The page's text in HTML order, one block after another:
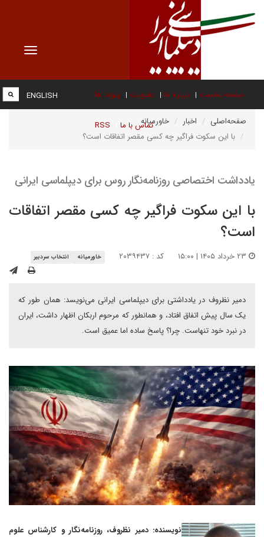
Toggle
صفحه نخست درباره ما عضویت پیوند ها
تماس با ما RSS
ENGLISH
صفحه‌اصلی اخبار
خاورمیانه
با این سکوت فراگیر چه کسی مقصر اتفاقات است؟
یادداشت اختصاصی روزنامه‌نگار روس برای دیپلماسی ایرانی
با این سکوت فراگیر چه کسی مقصر اتفاقات
است؟
کد : ۲۰۳۹۴۳۷ خاورمیانه انتخاب سردبیر
دمیر نظروف در یادداشتی برای دیپلماسی ایرانی می‌نویسد: همان طور که
یک سال پیش اتفاق افتاد، و همانطور که مرحوم اربکان اظهار داشت، ایران
در نبرد خود تنهاست. چرا؟ پاسخ ساده اما عمیق است.
نویسنده: دمیر نظروف، روزنامه‌نگار و کارشناس علوم